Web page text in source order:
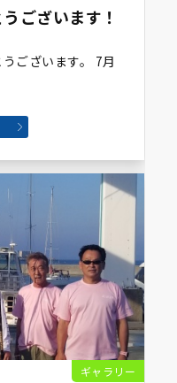
ございます！
ございます。 7月
ギャラリー